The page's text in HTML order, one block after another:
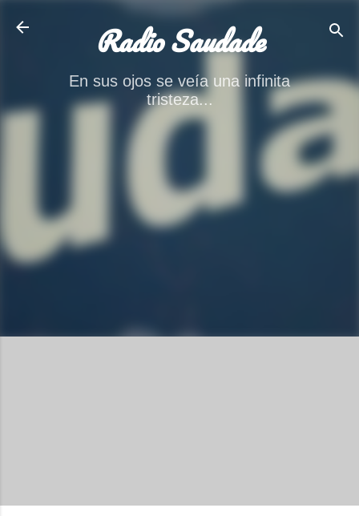
Radio Saudade
En sus ojos se veía una infinita
tristeza...